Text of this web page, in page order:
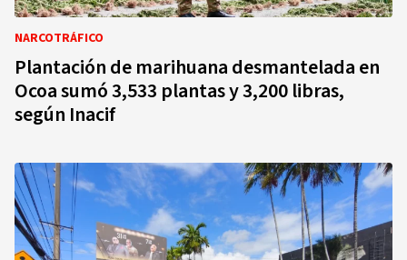
NARCOTRÁFICO
Plantación de marihuana desmantelada en
Ocoa sumó 3,533 plantas y 3,200 libras,
según Inacif